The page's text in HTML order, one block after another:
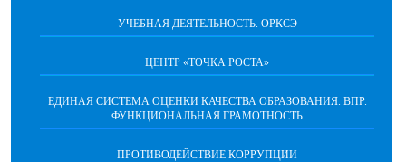
УЧЕБНАЯ ДЕЯТЕЛЬНОСТЬ. ОРКСЭ
ЦЕНТР «ТОЧКА РОСТА»
ЕДИНАЯ СИСТЕМА ОЦЕНКИ КАЧЕСТВА ОБРАЗОВАНИЯ. ВПР.
ФУНКЦИОНАЛЬНАЯ ГРАМОТНОСТЬ
ПРОТИВОДЕЙСТВИЕ КОРРУПЦИИ